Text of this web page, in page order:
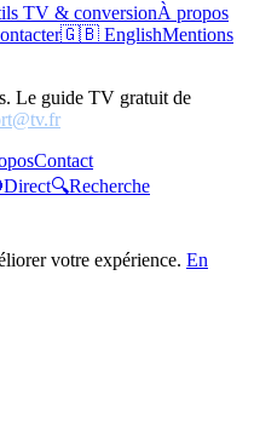
TV & conversionÀ propos
🇬🇧 EnglishMentions
Le guide TV gratuit de
Contact
Direct🔍Recherche
votre expérience. En